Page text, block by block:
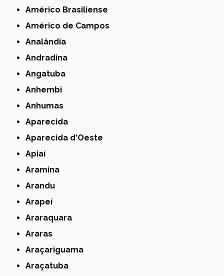
Américo Brasiliense
Américo de Campos
Analândia
Andradina
Angatuba
Anhembi
Anhumas
Aparecida
Aparecida d'Oeste
Apiaí
Aramina
Arandu
Arapeí
Araraquara
Araras
Araçariguama
Araçatuba